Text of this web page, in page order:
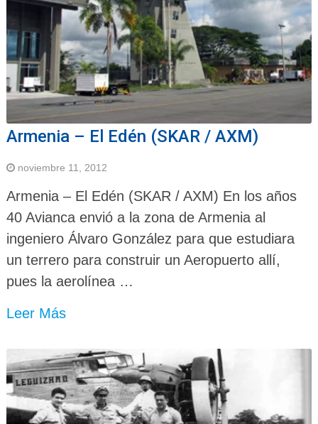
Armenia – El Edén (SKAR / AXM)
noviembre 11, 2012
Armenia – El Edén (SKAR / AXM) En los años
40 Avianca envió a la zona de Armenia al
ingeniero Álvaro González para que estudiara
un terrero para construir un Aeropuerto allí,
pues la aerolínea …
Leer Más